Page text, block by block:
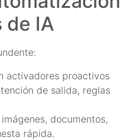
de IA
activadores proactivos
de salida, reglas
documentos,
rápida.